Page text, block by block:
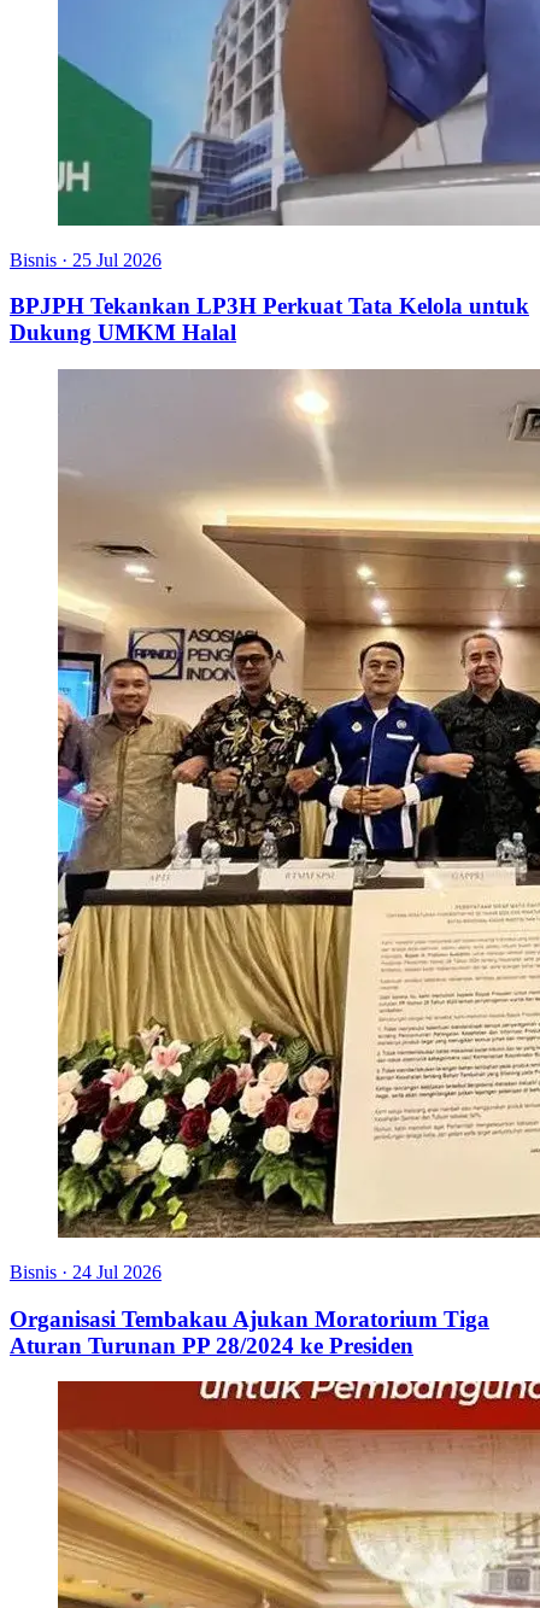
Bisnis · 25 Jul 2026
BPJPH Tekankan LP3H Perkuat Tata Kelola untuk
Dukung UMKM Halal
Bisnis · 24 Jul 2026
Organisasi Tembakau Ajukan Moratorium Tiga
Aturan Turunan PP 28/2024 ke Presiden